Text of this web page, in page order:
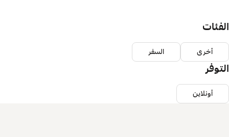
الفئات
أخرى السفر
التوفر
أونلاين